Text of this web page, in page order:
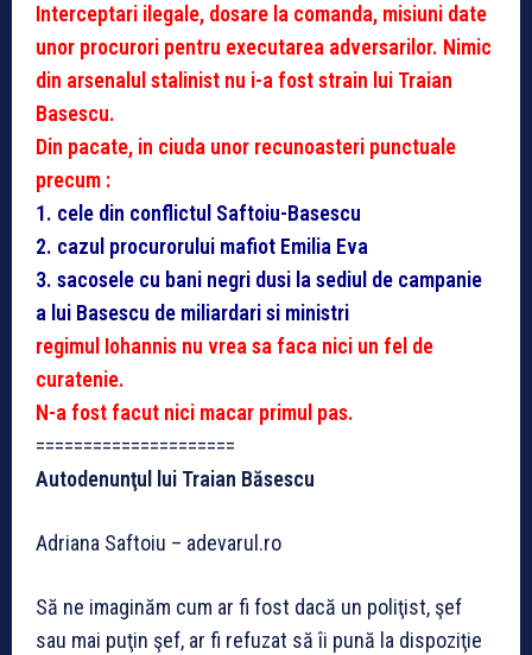
Interceptari ilegale, dosare la comanda, misiuni date
unor procurori pentru executarea adversarilor. Nimic
din arsenalul stalinist nu i-a fost strain lui Traian
Basescu.
Din pacate, in ciuda unor recunoasteri punctuale
precum :
1. cele din conflictul Saftoiu-Basescu
2. cazul procurorului mafiot Emilia Eva
3. sacosele cu bani negri dusi la sediul de campanie
a lui Basescu de miliardari si ministri
regimul Iohannis nu vrea sa faca nici un fel de
curatenie.
N-a fost facut nici macar primul pas.
=====================
Autodenunţul lui Traian Băsescu
Adriana Saftoiu – adevarul.ro
Să ne imaginăm cum ar fi fost dacă un poliţist, şef
sau mai puţin şef, ar fi refuzat să îi pună la dispoziţie